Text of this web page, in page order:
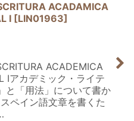
ACADAMICA
I [LIN01963]
ACADEMICA
Iアカデミック・ライテ
と「用法」について書か
ペイン語文章を書くた